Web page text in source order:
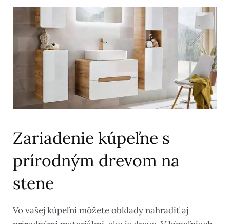
Zariadenie kúpeľne s
prírodným drevom na
stene
Vo vašej kúpeľni môžete obklady nahradiť aj